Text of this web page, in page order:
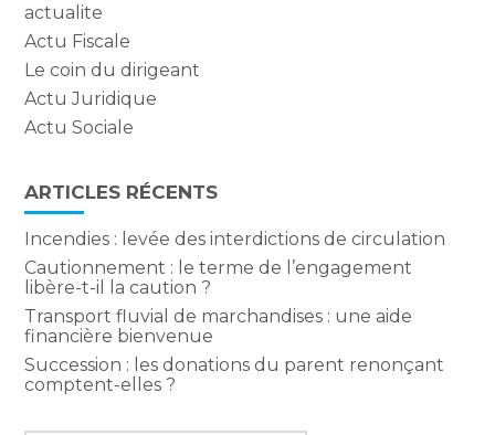
actualite
Actu Fiscale
Le coin du dirigeant
Actu Juridique
Actu Sociale
ARTICLES RÉCENTS
Incendies : levée des interdictions de circulation
Cautionnement : le terme de l’engagement
libère-t-il la caution ?
Transport fluvial de marchandises : une aide
financière bienvenue
Succession : les donations du parent renonçant
comptent-elles ?